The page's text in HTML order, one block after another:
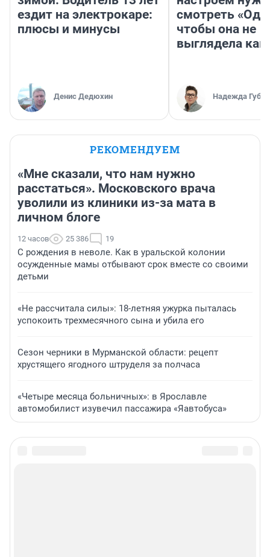
ездит на электрокаре:
плюсы и минусы
Денис Дедюхин
смотреть
чтобы она не
выглядела как
Надежда
РЕКОМЕНДУЕМ
«Мне сказали, что нам нужно
расстаться». Московского врача
уволили из клиники из-за мата в
личном блоге
12 часов 25 386 19
С рождения в неволе. Как в уральской колонии
осужденные мамы отбывают срок вместе со своими
детьми
«Не рассчитала силы»: 18-летняя ужурка пыталась
успокоить трехмесячного сына и убила его
Сезон черники в Мурманской области: рецепт
хрустящего ягодного штруделя за полчаса
«Четыре месяца больничных»: в Ярославле
автомобилист изувечил пассажира «Яавтобуса»